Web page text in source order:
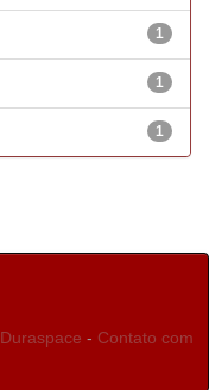
1
1
1
Duraspace - Contato com